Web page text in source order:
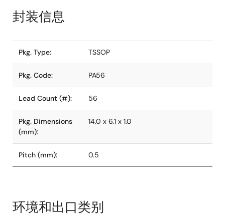
封装信息
Pkg. Type: TSSOP
Pkg. Code: PA56
Lead Count (#): 56
Pkg. Dimensions
(mm):
14.0 x 6.1 x 1.0
Pitch (mm): 0.5
环境和出口类别